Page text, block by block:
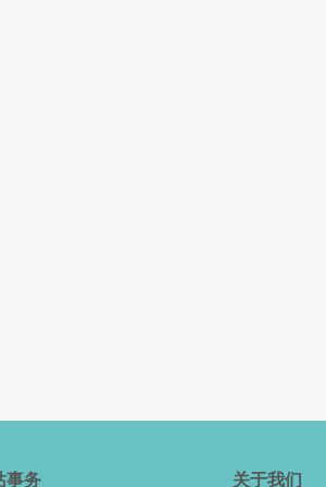
事务 关于我们